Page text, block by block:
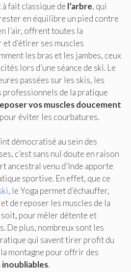
fait classique de l’arbre, qui
en équilibre un pied contre
l’air, offrent toutes la
d’étirer ses muscles
les bras et les jambes, ceux
lors d’une séance de ski. Le
passées sur les skis, les
professionnels de la pratique
vos muscles doucement
pour éviter les courbatures.
démocratisé au sein des
c’est sans nul doute en raison
ancestral venu d’Inde apporte
sportive. En effet, que ce
, le Yoga permet d’échauffer,
de reposer les muscles de la
pour mêler détente et
De plus, nombreux sont les
qui savent tirer profit du
montagne pour offrir des
inoubliables.